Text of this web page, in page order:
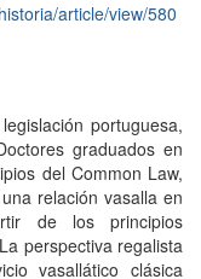
article/view/580
portuguesa,
graduados en
del Common Law,
relación vasalla en
de los principios
perspectiva regalista
vasallático clásica